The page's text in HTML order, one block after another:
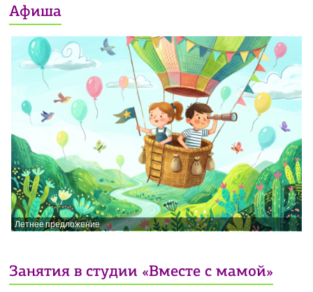
Афиша
Летнее предложение
Занятия в студии «Вместе с мамой»